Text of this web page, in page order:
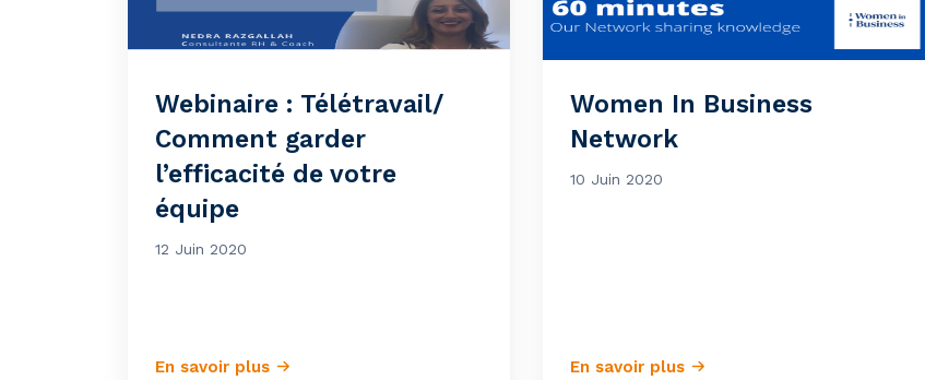
Webinaire : Télétravail/
Comment garder
l’efficacité de votre
équipe
12 Juin 2020
En savoir plus
Women In Business
Network
10 Juin 2020
En savoir plus